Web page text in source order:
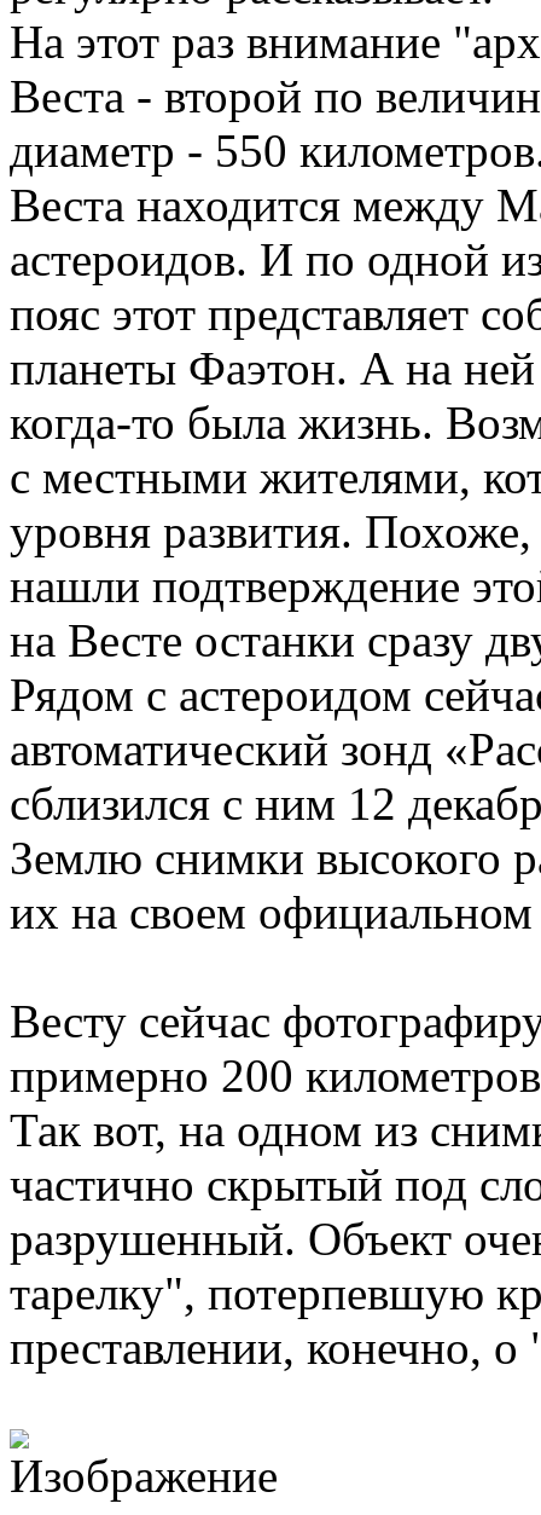
На этот раз внимание
Веста - второй по
диаметр - 550
Веста находится между
астероидов. И по одной
пояс этот представляет
планеты Фаэтон. А на ней
когда-то была жизнь.
с местными жителями,
уровня развития.
нашли подтверждение
на Весте останки сразу
Рядом с астероидом
автоматический зонд
сблизился с ним 12
Землю снимки высокого
их на своем
Весту сейчас
примерно 200 километров
Так вот, на одном из
частично скрытый под
разрушенный. Объект
тарелку", потерпевшую
преставлении, конечно,